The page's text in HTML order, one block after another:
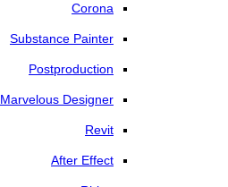
Corona
Substance Painter
Postproduction
Marvelous Designer
Revit
After Effect